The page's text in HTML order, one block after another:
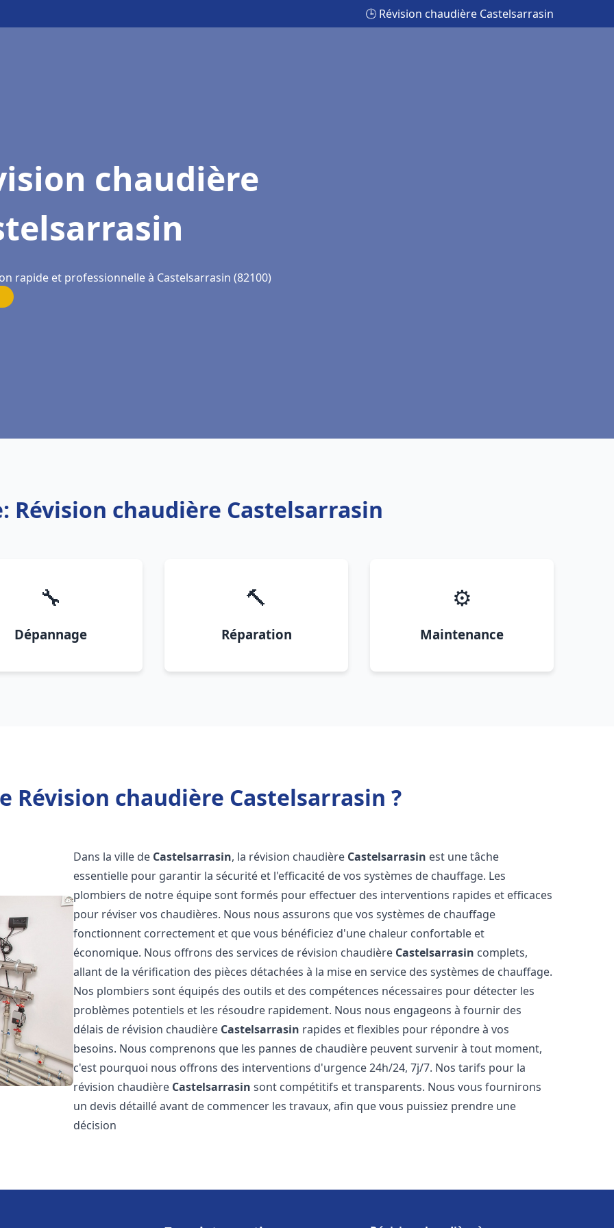
🕒 Révision chaudière Castelsarrasin
chaudière
rapide et professionnelle à Castelsarrasin (82100)
Révision chaudière Castelsarrasin
🔧
Dépannage
🔨
Réparation
⚙️
Maintenance
Révision chaudière Castelsarrasin ?
Dans la ville de Castelsarrasin, la révision chaudière Castelsarrasin est une tâche
essentielle pour garantir la sécurité et l'efficacité de vos systèmes de chauffage. Les
plombiers de notre équipe sont formés pour effectuer des interventions rapides et efficaces
pour réviser vos chaudières. Nous nous assurons que vos systèmes de chauffage
fonctionnent correctement et que vous bénéficiez d'une chaleur confortable et
économique. Nous offrons des services de révision chaudière Castelsarrasin complets,
allant de la vérification des pièces détachées à la mise en service des systèmes de chauffage.
Nos plombiers sont équipés des outils et des compétences nécessaires pour détecter les
problèmes potentiels et les résoudre rapidement. Nous nous engageons à fournir des
délais de révision chaudière Castelsarrasin rapides et flexibles pour répondre à vos
besoins. Nous comprenons que les pannes de chaudière peuvent survenir à tout moment,
c'est pourquoi nous offrons des interventions d'urgence 24h/24, 7j/7. Nos tarifs pour la
révision chaudière Castelsarrasin sont compétitifs et transparents. Nous vous fournirons
un devis détaillé avant de commencer les travaux, afin que vous puissiez prendre une
décision